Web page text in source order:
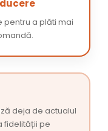
pentru a plăti mai
deja de actualul
fidelității pe